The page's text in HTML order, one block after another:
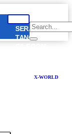
SERANG
TANGERANG
NASIONAL
X-WORLD